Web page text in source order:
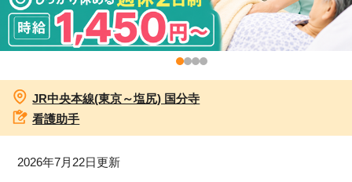
よくあるご質問
医療事務求人ドットコムとは
JR中央本線(東京～塩尻) 国分寺
看護助手
2026年7月22日更新